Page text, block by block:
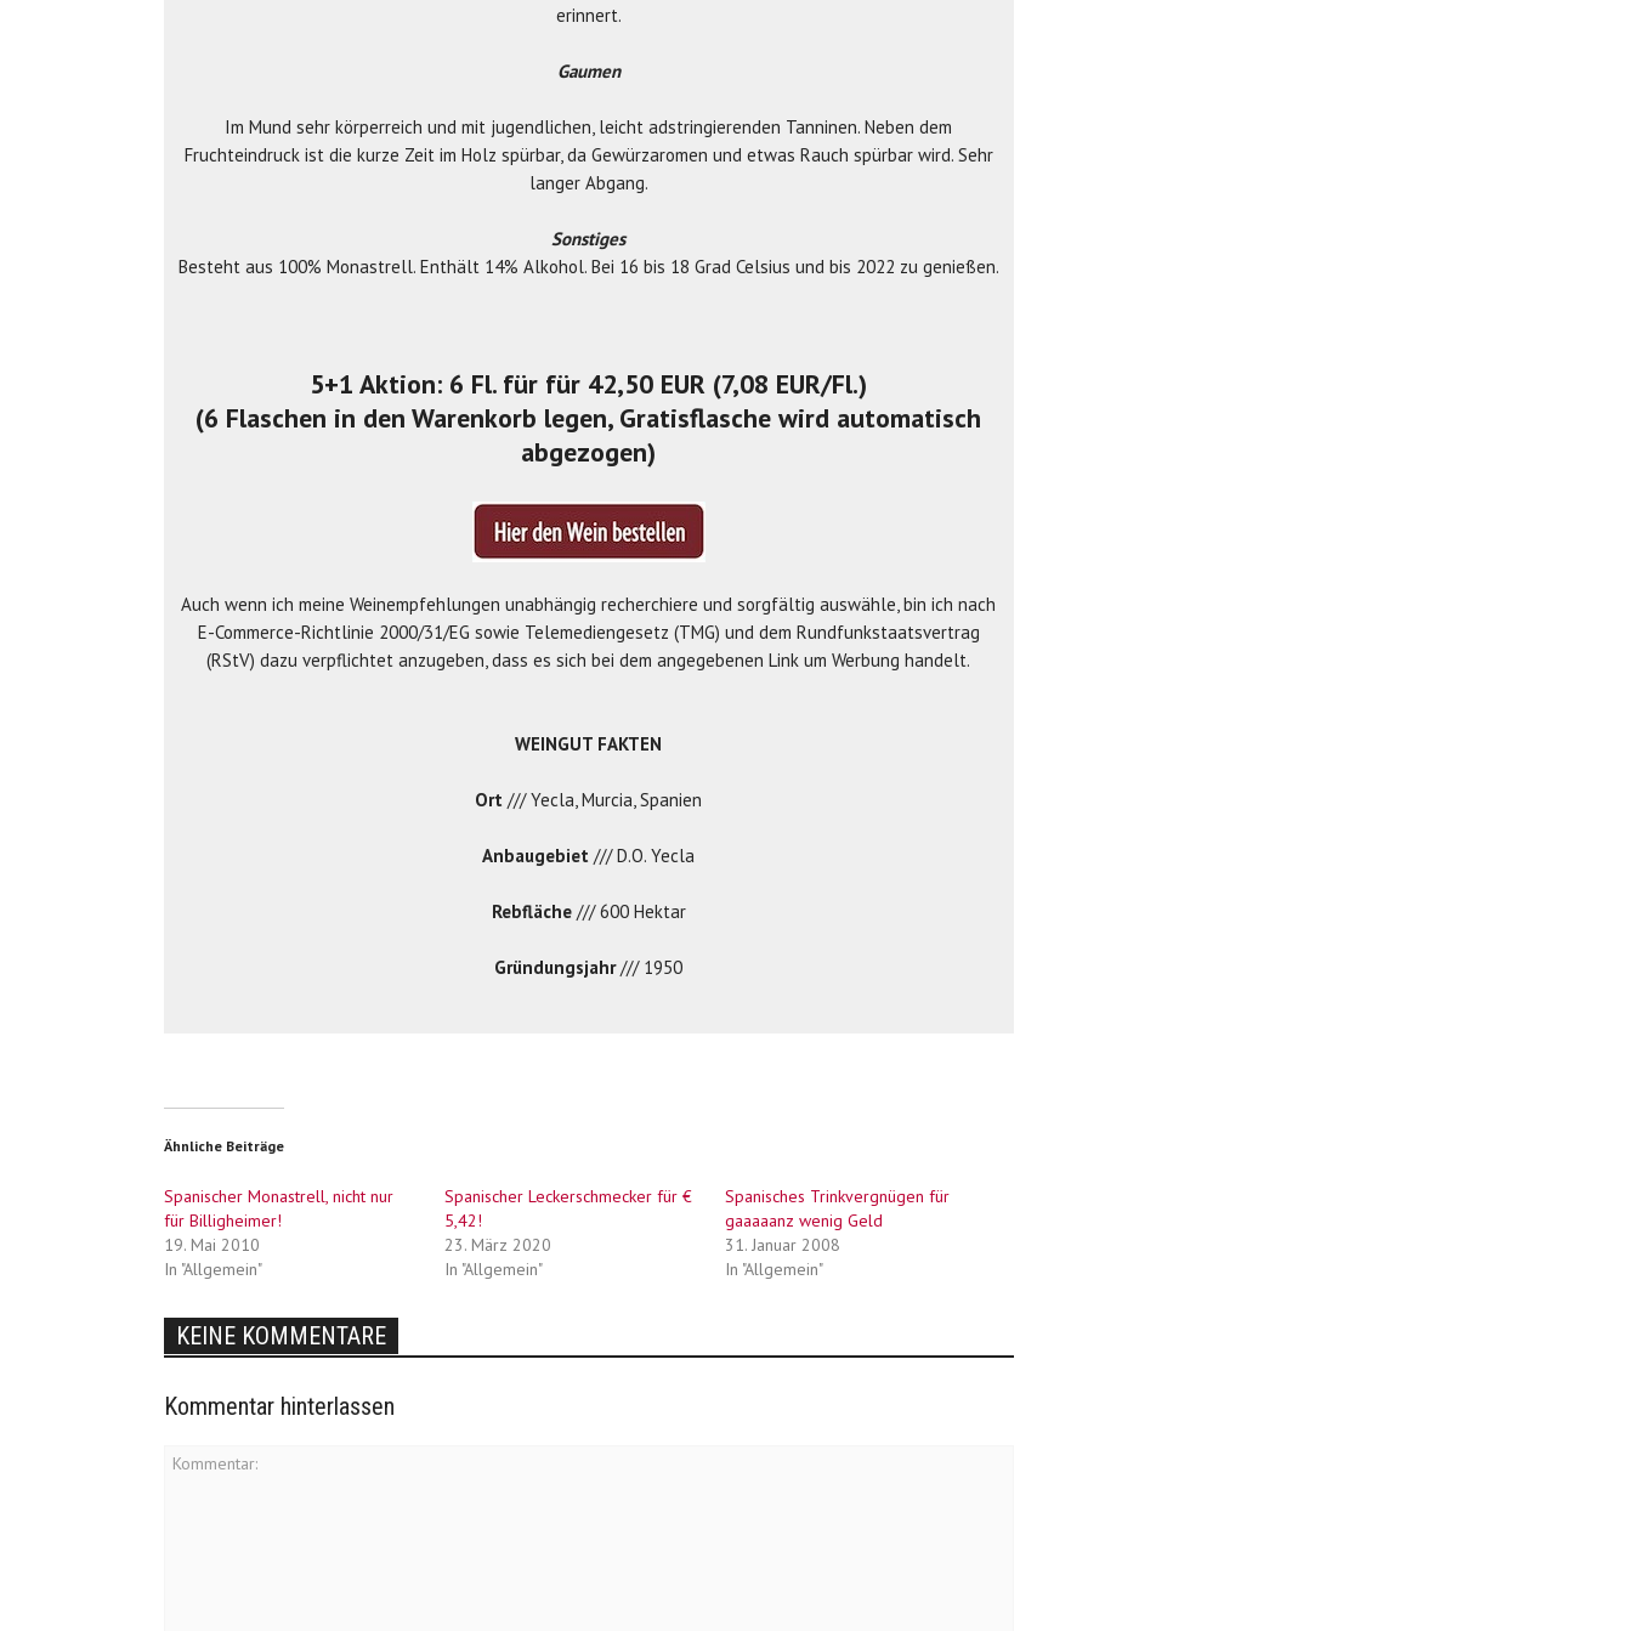
erinnert.
Gaumen
Im Mund sehr körperreich und mit jugendlichen, leicht adstringierenden Tanninen. Neben dem
Fruchteindruck ist die kurze Zeit im Holz spürbar, da Gewürzaromen und etwas Rauch spürbar wird. Sehr
langer Abgang.
Sonstiges
Besteht aus 100% Monastrell. Enthält 14% Alkohol. Bei 16 bis 18 Grad Celsius und bis 2022 zu genießen.
5+1 Aktion: 6 Fl. für für 42,50 EUR (7,08 EUR/Fl.)
(6 Flaschen in den Warenkorb legen, Gratisflasche wird automatisch
abgezogen)
Auch wenn ich meine Weinempfehlungen unabhängig recherchiere und sorgfältig auswähle, bin ich nach
E-Commerce-Richtlinie 2000/31/EG sowie Telemediengesetz (TMG) und dem Rundfunkstaatsvertrag
(RStV) dazu verpflichtet anzugeben, dass es sich bei dem angegebenen Link um Werbung handelt.
WEINGUT FAKTEN
Ort /// Yecla, Murcia, Spanien
Anbaugebiet /// D.O. Yecla
Rebfläche/// 600 Hektar
Gründungsjahr/// 1950
Ähnliche Beiträge
Spanischer Monastrell, nicht nur
für Billigheimer!
19. Mai 2010
In "Allgemein"
Spanischer Leckerschmecker für €
5,42!
23. März 2020
In "Allgemein"
Spanisches Trinkvergnügen für
gaaaaanz wenig Geld
31. Januar 2008
In "Allgemein"
KEINE KOMMENTARE
Kommentar hinterlassen